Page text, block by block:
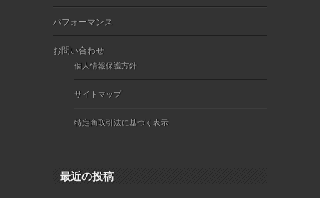
パフォーマンス
お問い合わせ
個人情報保護方針
サイトマップ
特定商取引法に基づく表示
最近の投稿